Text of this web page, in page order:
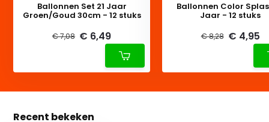
Ballonnen Set 21 Jaar
Groen/Goud 30cm - 12 stuks
€ 7,08 € 6,49
Ballonnen Color
Jaar - 12 stuks
€ 8,28 € 4,95
Recent bekeken